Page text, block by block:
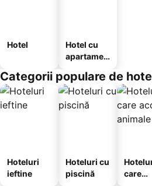
Hotel
Hotel cu
apartamen
Categorii populare de
Hoteluri
ieftine
Hoteluri cu
piscină
care